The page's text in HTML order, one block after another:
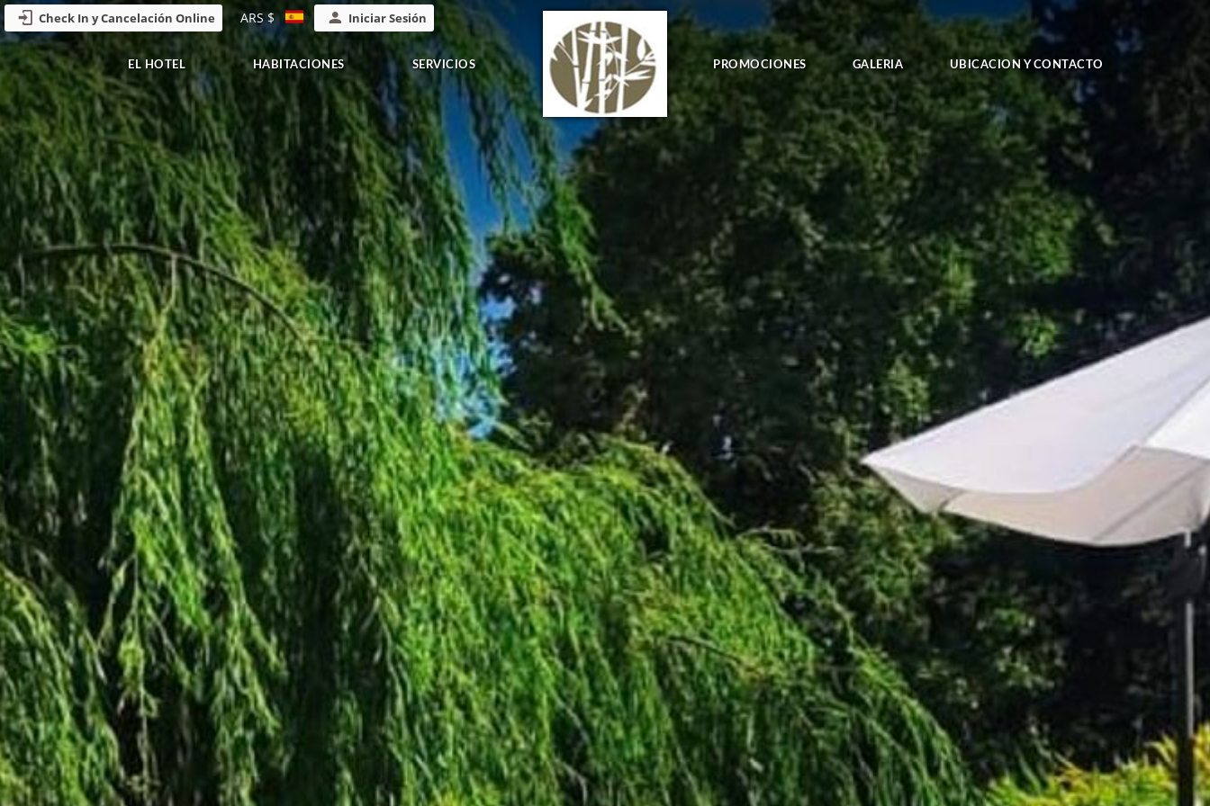
Check In y Cancelación Online ARS $ Iniciar Sesión
EL HOTEL HABITACIONES SERVICIOS PROMOCIONES GALERIA UBICACION Y CONTACTO